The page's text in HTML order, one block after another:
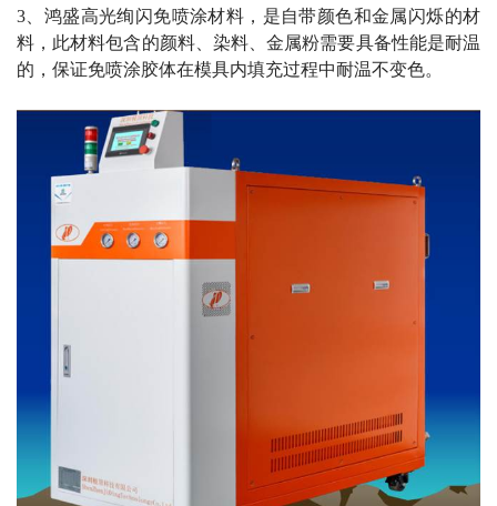
3、鸿盛高光绚闪免喷涂材料，是自带颜色和金属闪烁的材
料，此材料包含的颜料、染料、金属粉需要具备性能是耐温
的，保证免喷涂胶体在模具内填充过程中耐温不变色。